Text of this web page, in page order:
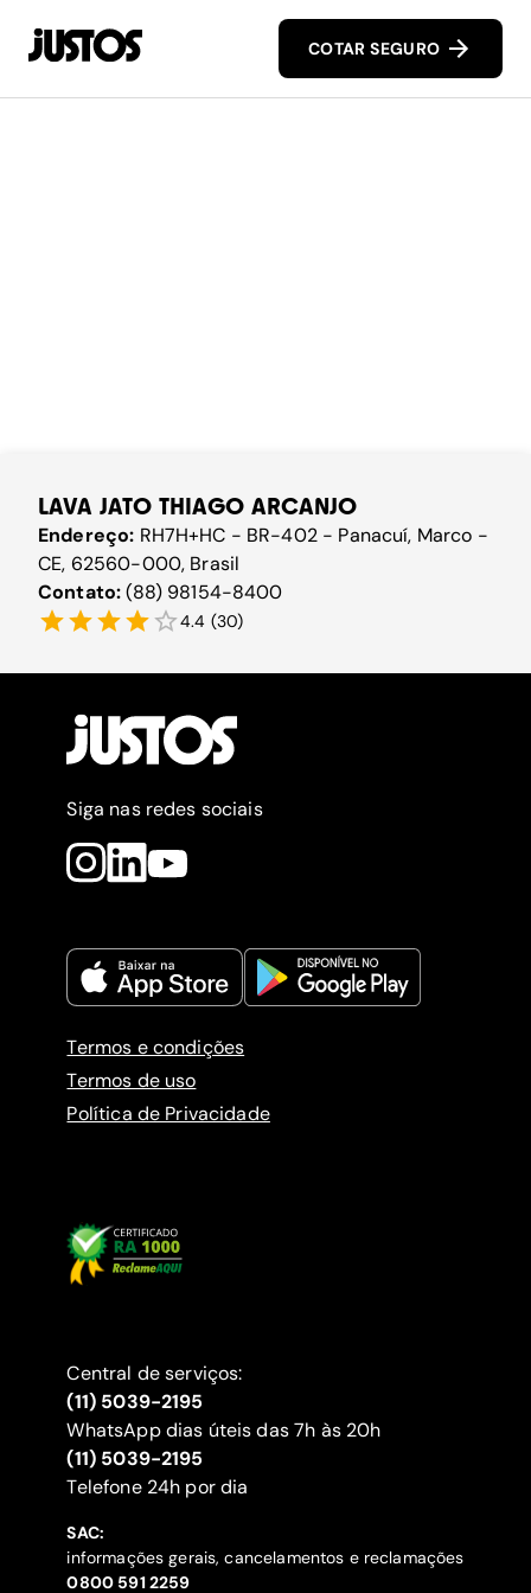
COTAR SEGURO
LAVA JATO THIAGO ARCANJO
Endereço: RH7H+HC - BR-402 - Panacuí, Marco -
CE, 62560-000, Brasil
Contato:(88) 98154-8400
4.4 (30)
Siga nas redes sociais
Termos e condições
Termos de uso
Política de Privacidade
Central de serviços:
(11) 5039-2195
WhatsApp dias úteis das 7h às 20h
(11) 5039-2195
‍Telefone 24h por dia
SAC:
informações gerais, cancelamentos e reclamações
‍0800 591 2259